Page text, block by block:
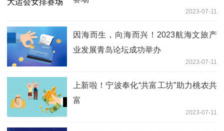
2023-07-11
因海而生，向海而兴！2023航海文旅产
业发展青岛论坛成功举办
2023-07-11
上新啦！宁波奉化“共富工坊”助力桃农共
富
2023-07-11